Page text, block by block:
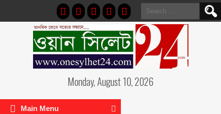
Search
for:
Monday, August 10, 2026
Main Menu